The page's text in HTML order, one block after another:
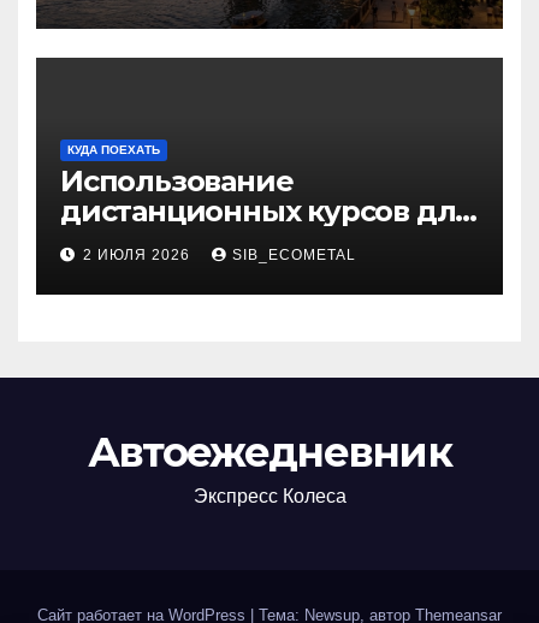
КУДА ПОЕХАТЬ
Использование
дистанционных курсов для
изучения актуальных
специальностей
2 ИЮЛЯ 2026 SIB_ECOMETAL
Автоежедневник
Экспресс Колеса
Сайт работает на WordPress Тема: Newsup, автор Themeansar